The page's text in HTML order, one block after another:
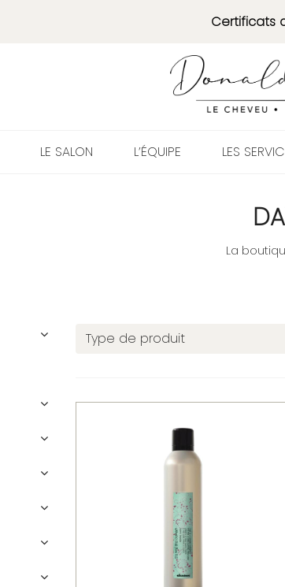
Certificats
LE SALON L’ÉQUIPE LES
La
Type de produit